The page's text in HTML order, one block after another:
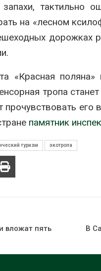
запахи,
на «лесном
дорожках
«Красная
тропа
его
памятник
туризм экотропа
вложат пять
В
Авг 6, 2026
В
Шэньси из-
установили
вторсырья
Авг 6, 2026
Учёные
получать
Авг 6, 2026